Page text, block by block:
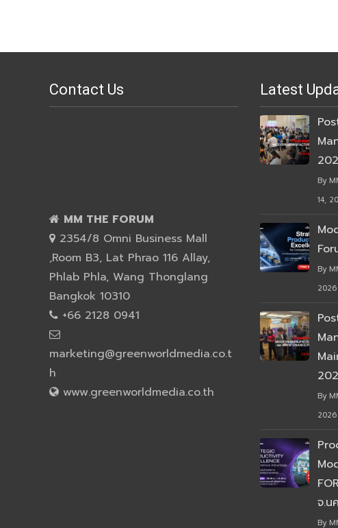
Contact Us
MM THE FORUM
2354/8 Omni Business Mall
,Room B3, Lat Phrao 116 Allay,
Phlab Phla, Wang Thonglang
Bangkok 10310
+66 2128 0941
marketing@greenworldmedia.co.t
h
www.greenworldmedia.co.th
Latest
By
14,
By
2026
By
2026
จ.น
By